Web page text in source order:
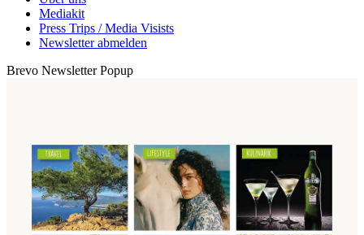
Mediakit
Press Trips / Media Visists
Newsletter abmelden
Brevo Newsletter Popup